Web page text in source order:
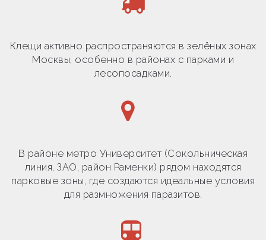
Клещи активно распространяются в зелёных зонах
Москвы, особенно в районах с парками и
лесопосадками.
В районе метро Университет (Сокольническая
линия, ЗАО, район Раменки) рядом находятся
парковые зоны, где создаются идеальные условия
для размножения паразитов.